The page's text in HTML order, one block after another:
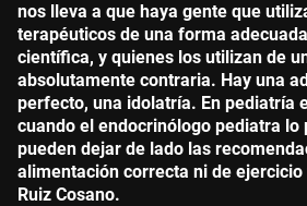
nos lleva a que haya gente que
terapéuticos de una forma
científica, y quienes los utilizan de
absolutamente contraria. Hay una
perfecto, una idolatría. En pediatría
cuando el endocrinólogo pediatra lo
pueden dejar de lado las
alimentación correcta ni de ejercicio
Ruiz Cosano.